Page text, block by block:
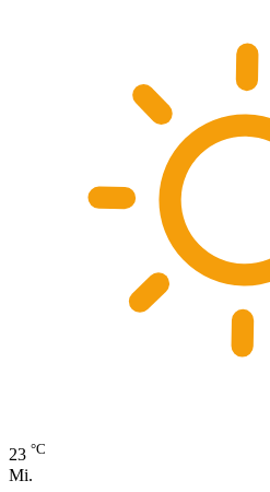
23 °C
Mi.